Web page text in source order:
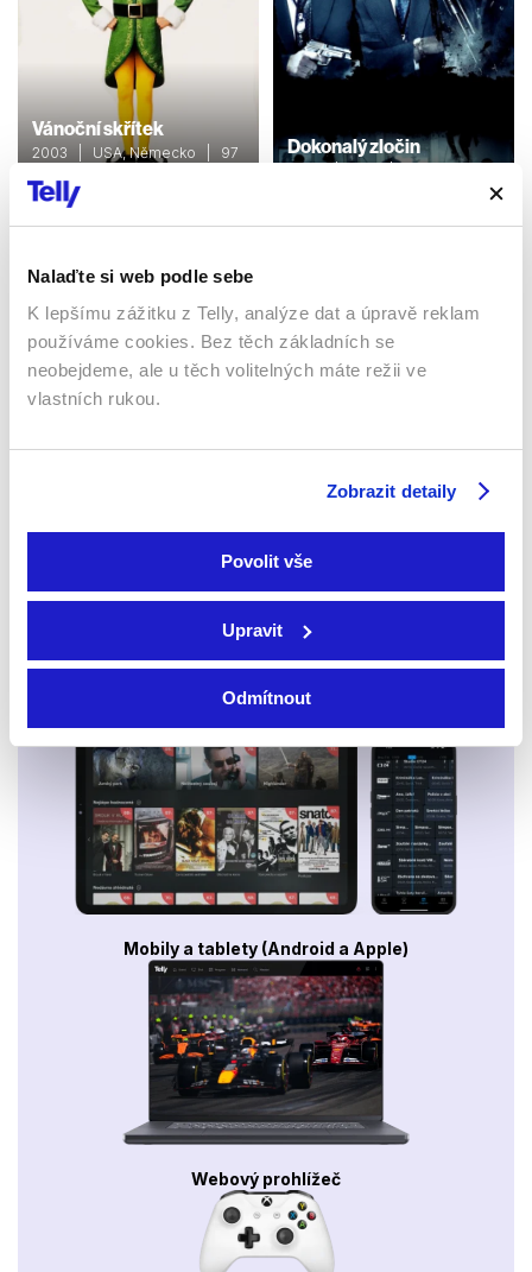
Nalaďte si web podle sebe
K lepšímu zážitku z Telly, analýze dat a úpravě reklam
používáme cookies. Bez těch základních se
neobejdeme, ale u těch volitelných máte režii ve
vlastních rukou.
Zobrazit detaily
Povolit vše
Upravit
Odmítnout
Vánoční skřítek
2003 | USA, Německo | 97
Filmy / Rodinné / Komedie /
Fantasy
Dokonalý zločin
Sledujte kdekoliv až na 6 zařízeních
Sledovat internetovou televizi jde odkudkoliv
po celé EU, a to až na 6 zařízeních.
Smart TV - Android, Google, Samsung, LG, VIDAA
Mobily a tablety (Android a Apple)
Webový prohlížeč